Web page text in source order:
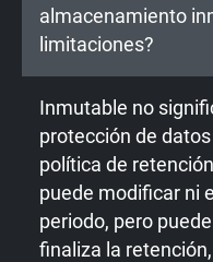
almacenamiento
limitaciones?
Inmutable no
protección de
política de
puede modificar ni
periodo, pero
finaliza la